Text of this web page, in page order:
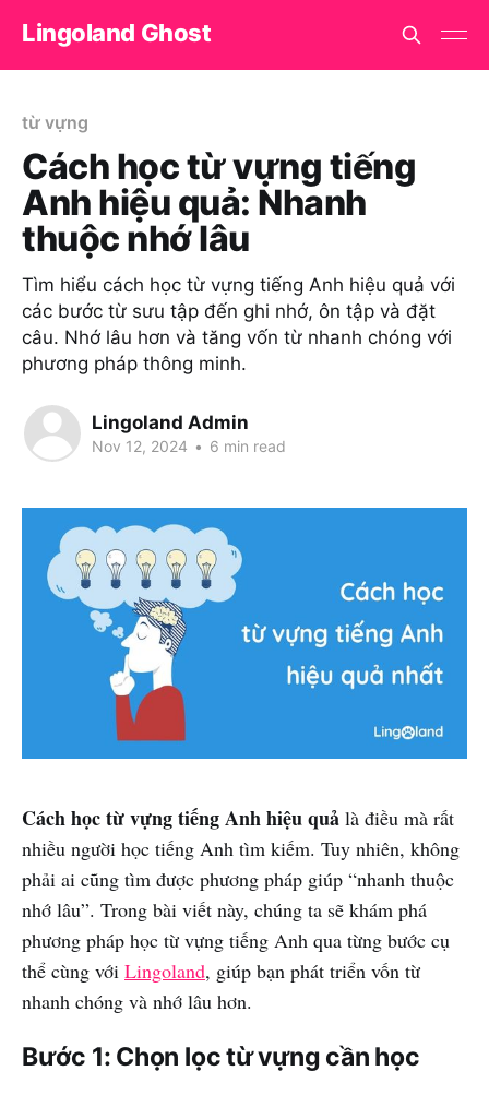
Lingoland Ghost
từ vựng
Cách học từ vựng tiếng
Anh hiệu quả: Nhanh
thuộc nhớ lâu
Tìm hiểu cách học từ vựng tiếng Anh hiệu quả với
các bước từ sưu tập đến ghi nhớ, ôn tập và đặt
câu. Nhớ lâu hơn và tăng vốn từ nhanh chóng với
phương pháp thông minh.
Lingoland Admin
Nov 12, 2024 • 6 min read
Cách học từ vựng tiếng Anh hiệu quả là điều mà rất
nhiều người học tiếng Anh tìm kiếm. Tuy nhiên, không
phải ai cũng tìm được phương pháp giúp “nhanh thuộc
nhớ lâu”. Trong bài viết này, chúng ta sẽ khám phá
phương pháp học từ vựng tiếng Anh qua từng bước cụ
thể cùng với Lingoland, giúp bạn phát triển vốn từ
nhanh chóng và nhớ lâu hơn.
Bước 1: Chọn lọc từ vựng cần học